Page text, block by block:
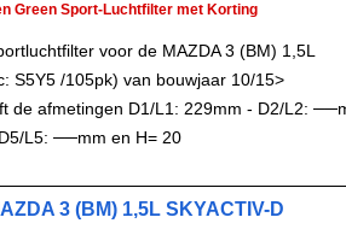
Green Sport-Luchtfilter met Korting
voor de MAZDA 3 (BM) 1,5L
S5Y5 /105pk) van bouwjaar 10/15>
de afmetingen D1/L1: 229mm - D2/L2:
L5: ──mm en H= 20
3 (BM) 1,5L SKYACTIV-D